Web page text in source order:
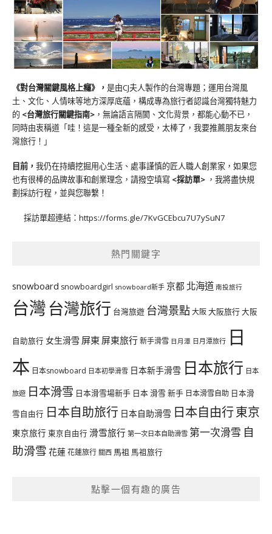
《對台灣關鍵風格上癮》 ， 是由CJ夫人製作的台灣專題；運用台灣風
土、文化、人情味等地方深厚底蘊，構成專為旅行者認識台灣獨特魅力
的 <台灣旅行關鍵指南> ，無論語言隔閡、文化背景，都能心動不已，
同時由衷稱道「哇！這是一種全新的感受，太棒了，我要推薦朋友來台
灣旅行！」
目前， 我仍在持續挖掘用心生活、處事謹慎的匠人職人創業家，如果您
也有很棒的品牌故事和創業理念，請撥空填寫 <採訪單> ，我將盡快規
劃採訪行程，並與您聯繫！
採訪單超連結： https://forms.gle/7KvGCEbcu7U7ySuN7
熱門關鍵字
snowboard snowboardgirl snowboard新手 京都 北海道 南投旅行
台灣台灣旅行 台灣旅遊 台灣景點大阪大阪旅行大阪
自助旅行 女生滑雪 屏東 屏東旅行新手滑雪 日月潭 日月潭旅行 日
本 日本snowboard 日本初學滑雪 日本新手滑雪 日本旅行 日本
旅遊 日本滑雪 日本滑雪場新手 日本 滑雪 新手 日本滑雪自助 日本滑
雪自由行 日本自助旅行 日本自助滑雪 日本自由行東京
東京旅行 東京自由行 滑雪旅行 第一次日本自助滑雪 第一次滑雪 自
助滑雪 花蓮花蓮旅行 關西 馬祖 馬祖旅行
點擊一個有趣的廣告